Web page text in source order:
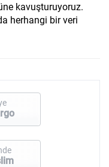
kavuşturuyoruz.
herhangi bir veri